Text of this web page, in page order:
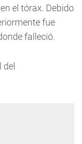
el tórax. Debido
fue
falleció.